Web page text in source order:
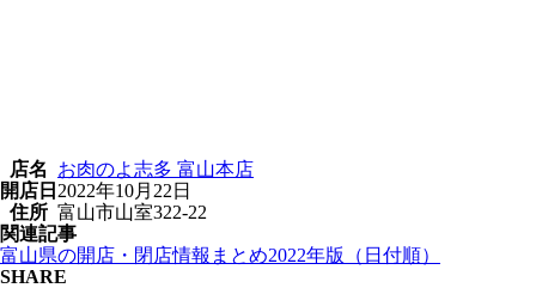
店名
お肉のよ志多 富山本店
開店日 2022年10月22日
住所 富山市山室322-22
関連記事
富山県の開店・閉店情報まとめ2022年版（日付順）
SHARE